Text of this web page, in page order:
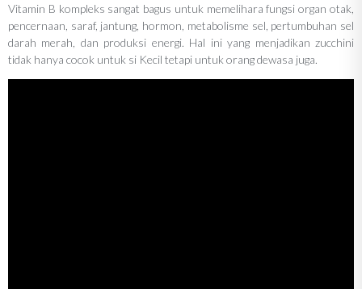
Vitamin B kompleks sangat bagus untuk memelihara fungsi organ otak,
pencernaan, saraf, jantung, hormon, metabolisme sel, pertumbuhan sel
darah merah, dan produksi energi. Hal ini yang menjadikan zucchini
tidak hanya cocok untuk si Kecil tetapi untuk orang dewasa juga.